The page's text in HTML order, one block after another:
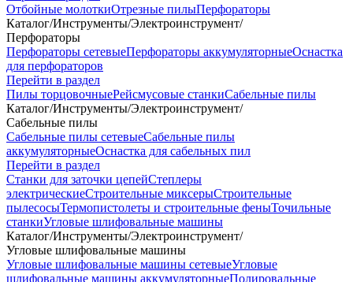
Отбойные молоткиОтрезные пилыПерфораторы
Каталог/Инструменты/Электроинструмент/
Перфораторы
Перфораторы сетевыеПерфораторы аккумуляторныеОснастка
для перфораторов
Перейти в раздел
Пилы торцовочныеРейсмусовые станкиСабельные пилы
Каталог/Инструменты/Электроинструмент/
Сабельные пилы
Сабельные пилы сетевыеСабельные пилы
аккумуляторныеОснастка для сабельных пил
Перейти в раздел
Станки для заточки цепейСтеплеры
электрическиеСтроительные миксерыСтроительные
пылесосыТермопистолеты и строительные феныТочильные
станкиУгловые шлифовальные машины
Каталог/Инструменты/Электроинструмент/
Угловые шлифовальные машины
Угловые шлифовальные машины сетевыеУгловые
шлифовальные машины аккумуляторныеПолировальные